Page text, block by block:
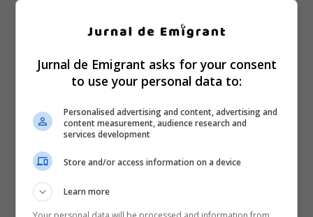
Jurnal de Emigrant asks for your consent
to use your personal data to:
Personalised advertising and content, advertising and
content measurement, audience research and
services development
Store and/or access information on a device
Learn more